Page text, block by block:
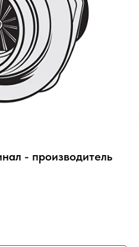
- производитель